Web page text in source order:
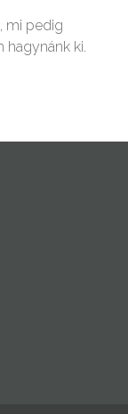
mi pedig
ki.